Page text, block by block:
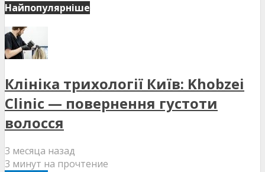
Найпопулярніше
Клініка трихології Київ: Khobzei
Clinic — повернення густоти
волосся
3 месяца назад
3 минут на прочтение